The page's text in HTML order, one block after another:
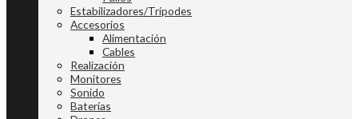
Estabilizadores/Trípodes
Accesorios
Alimentación
Cables
Realización
Monitores
Sonido
Baterías